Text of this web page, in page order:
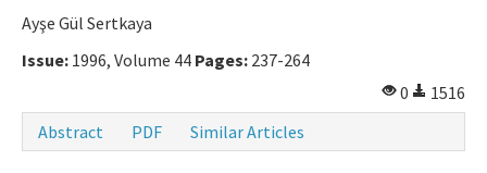
Ayşe Gül Sertkaya
Issue: 1996, Volume 44 Pages: 237-264
0
1516
Abstract
PDF Similar Articles